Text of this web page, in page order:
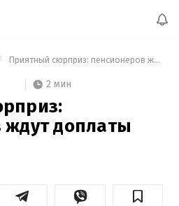
Приятный сюрприз: пенсионеров ждут доплаты
2 мин
доплаты